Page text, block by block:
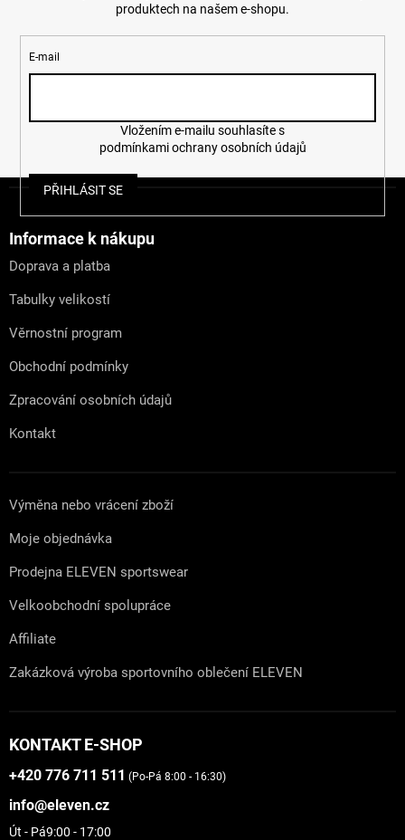
produktech na našem e-shopu.
E-mail
podmínkami ochrany osobních údajů
PŘIHLÁSIT SE
Informace k nákupu
Doprava a platba
Tabulky velikostí
Věrnostní program
Obchodní podmínky
Zpracování osobních údajů
Kontakt
Výměna nebo vrácení zboží
Moje objednávka
Prodejna ELEVEN sportswear
Velkoobchodní spolupráce
Affiliate
Zakázková výroba sportovního oblečení ELEVEN
KONTAKT E-SHOP
+420 776 711 511 (Po-Pá 8:00 - 16:30)
info@eleven.cz
Út - Pá9:00 - 17:00